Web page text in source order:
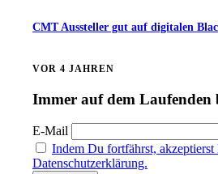
CMT Aussteller gut auf digitalen
VOR 4 JAHREN
Immer auf dem Laufenden
E-Mail
Indem Du fortfährst, akzeptierst
Datenschutzerklärung.